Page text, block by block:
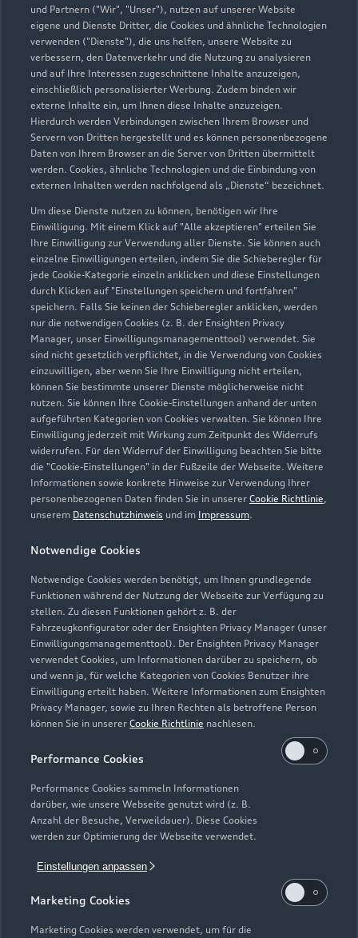
und Partnern ("Wir", "Unser"), nutzen auf unserer Website
eigene und Dienste Dritter, die Cookies und ähnliche Technologien
verwenden ("Dienste"), die uns helfen, unsere Website zu
verbessern, den Datenverkehr und die Nutzung zu analysieren
und auf Ihre Interessen zugeschnittene Inhalte anzuzeigen,
einschließlich personalisierter Werbung. Zudem binden wir
externe Inhalte ein, um Ihnen diese Inhalte anzuzeigen.
Hierdurch werden Verbindungen zwischen Ihrem Browser und
Servern von Dritten hergestellt und es können personenbezogene
Daten von Ihrem Browser an die Server von Dritten übermittelt
werden. Cookies, ähnliche Technologien und die Einbindung von
externen Inhalten werden nachfolgend als „Dienste“ bezeichnet.
Um diese Dienste nutzen zu können, benötigen wir Ihre
Einwilligung. Mit einem Klick auf "Alle akzeptieren" erteilen Sie
Ihre Einwilligung zur Verwendung aller Dienste. Sie können auch
einzelne Einwilligungen erteilen, indem Sie die Schieberegler für
jede Cookie-Kategorie einzeln anklicken und diese Einstellungen
durch Klicken auf "Einstellungen speichern und fortfahren"
speichern. Falls Sie keinen der Schieberegler anklicken, werden
nur die notwendigen Cookies (z. B. der Ensighten Privacy
Manager, unser Einwilligungsmanagementtool) verwendet. Sie
sind nicht gesetzlich verpflichtet, in die Verwendung von Cookies
einzuwilligen, aber wenn Sie Ihre Einwilligung nicht erteilen,
können Sie bestimmte unserer Dienste möglicherweise nicht
nutzen. Sie können Ihre Cookie-Einstellungen anhand der unten
aufgeführten Kategorien von Cookies verwalten. Sie können Ihre
Einwilligung jederzeit mit Wirkung zum Zeitpunkt des Widerrufs
widerrufen. Für den Widerruf der Einwilligung beachten Sie bitte
die "Cookie-Einstellungen" in der Fußzeile der Webseite. Weitere
Informationen sowie konkrete Hinweise zur Verwendung Ihrer
personenbezogenen Daten finden Sie in unserer Cookie Richtlinie,
unserem Datenschutzhinweis und im Impressum.
Notwendige Cookies
Notwendige Cookies werden benötigt, um Ihnen grundlegende
Funktionen während der Nutzung der Webseite zur Verfügung zu
stellen. Zu diesen Funktionen gehört z. B. der
Fahrzeugkonfigurator oder der Ensighten Privacy Manager (unser
Einwilligungsmanagementtool). Der Ensighten Privacy Manager
verwendet Cookies, um Informationen darüber zu speichern, ob
und wenn ja, für welche Kategorien von Cookies Benutzer ihre
Einwilligung erteilt haben. Weitere Informationen zum Ensighten
Privacy Manager, sowie zu Ihren Rechten als betroffene Person
können Sie in unserer Cookie Richtlinie nachlesen.
Performance Cookies
Performance Cookies sammeln Informationen
darüber, wie unsere Webseite genutzt wird (z. B.
Anzahl der Besuche, Verweildauer). Diese Cookies
werden zur Optimierung der Webseite verwendet.
Einstellungen anpassen
Marketing Cookies
Marketing Cookies werden verwendet, um für die
Schautag
Geöffnet bis13:00
Zur Inspektion
Zur Reparatur
Zurück nach oben
Modelle
Elektromodelle
Plug-in-Hybride
Neuwagensuche
Gebrauchtwagensuche
Service & Zubehör
Saisonale Angebote
Audi Services
Garantie
Audi digital services
Support
Über Audi
Unternehmen